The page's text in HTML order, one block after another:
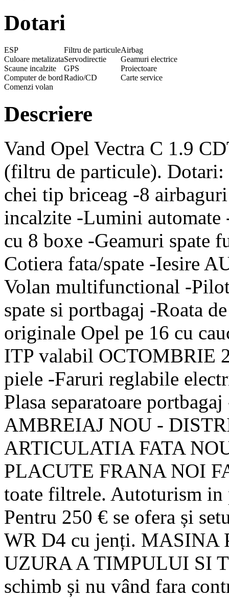
Dotari
ESP Filtru de particuleAirbag
Culoare metalizataServodirectie
Geamuri electrice
Scaune incalzite
GPS
Proiectoare
Computer de bordRadio/CD
Carte service
Comenzi volan
Descriere
Vand Opel Vectra C 1.9
(filtru de particule). Dotari:
chei tip briceag -8
incalzite -Lumini automate
cu 8 boxe -Geamuri spate
Cotiera fata/spate -Iesire
Volan multifunctional -
spate si portbagaj -Roata
originale Opel pe 16 cu
ITP valabil OCTOMBRIE
piele -Faruri reglabile
Plasa separatoare
AMBREIAJ NOU -
ARTICULATIA FATA
PLACUTE FRANA NOI
toate filtrele. Autoturism in
Pentru 250 € se ofera și
WR D4 cu jenți. MASINA
UZURA A TIMPULUI SI
schimb și nu vând fara